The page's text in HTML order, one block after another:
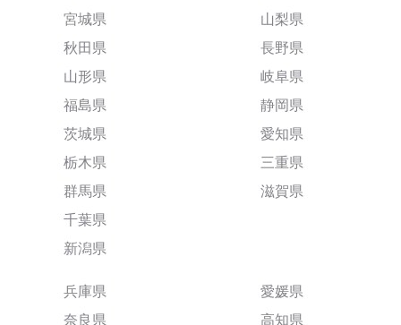
宮城県
秋田県
山形県
福島県
茨城県
栃木県
群馬県
千葉県
新潟県
山梨県
長野県
岐阜県
静岡県
愛知県
三重県
滋賀県
兵庫県
奈良県
愛媛県
高知県